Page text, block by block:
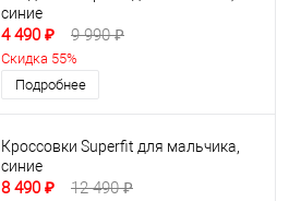
синие
4 490 ₽ 9 990 ₽
Скидка 55%
Подробнее
Кроссовки Superfit для мальчика,
синие
8 490 ₽ 12 490 ₽